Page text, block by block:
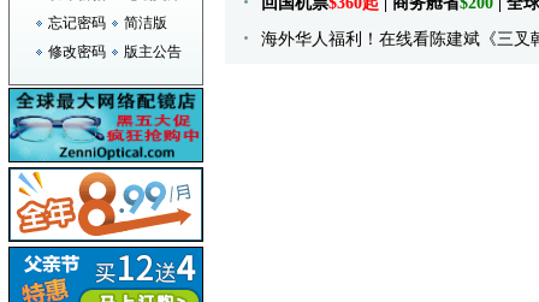
忘记密码
简洁版
修改密码
版主公告
海外华人福利！在线看陈建斌《三